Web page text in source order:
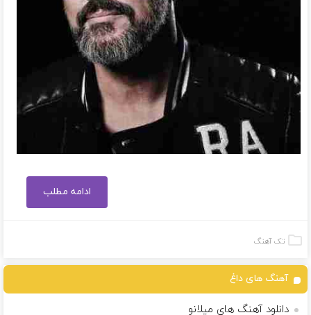
ادامه مطلب
تک آهنگ
آهنگ های داغ
دانلود آهنگ های میلانو